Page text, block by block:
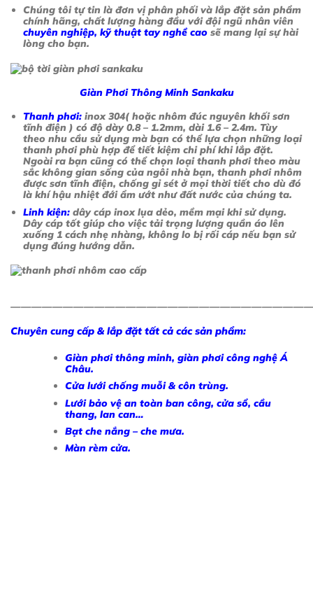
Chúng tôi tự tin là đơn vị phân phối và lắp đặt sản phẩm
chính hãng, chất lượng hàng đầu với đội ngũ nhân viên
chuyên nghiệp, kỹ thuật tay nghề cao sẽ mang lại sự hài
lòng cho bạn.
Giàn Phơi Thông Minh Sankaku
Thanh phơi: inox 304( hoặc nhôm đúc nguyên khối sơn
tĩnh điện ) có độ dày 0.8 – 1.2mm, dài 1.6 – 2.4m. Tùy
theo nhu cầu sử dụng mà bạn có thể lựa chọn những loại
thanh phơi phù hợp để tiết kiệm chi phí khi lắp đặt.
Ngoài ra bạn cũng có thể chọn loại thanh phơi theo màu
sắc không gian sống của ngôi nhà bạn, thanh phơi nhôm
được sơn tĩnh điện, chống gỉ sét ở mọi thời tiết cho dù đó
là khí hậu nhiệt đới ẩm ướt như đất nước của chúng ta.
Linh kiện: dây cáp inox lụa dẻo, mềm mại khi sử dụng.
Dây cáp tốt giúp cho việc tải trọng lượng quần áo lên
xuống 1 cách nhẹ nhàng, không lo bị rối cáp nếu bạn sử
dụng đúng hướng dẫn.
Chuyên cung cấp & lắp đặt tất cả các sản phẩm:
Giàn phơi thông minh, giàn phơi công nghệ Á
Châu.
Cửa lưới chống muỗi & côn trùng.
Lưới bảo vệ an toàn ban công, cửa sổ, cầu
thang, lan can…
Bạt che nắng – che mưa.
Màn rèm cửa.